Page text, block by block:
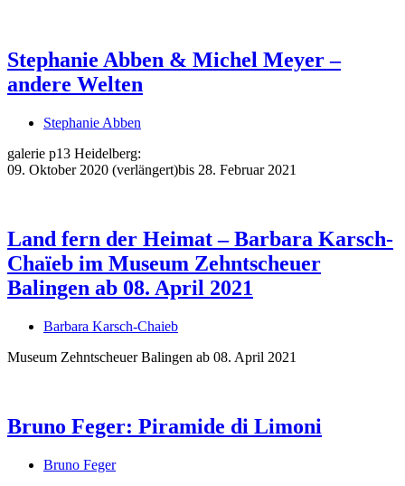
Haralds Streifzüge
Kunstausflüge mit Sigrid Balke
Marc Peschke – Out of The Länd
Bildergeschichten von Jürgen Linde und Dietmar
Zankel
Kunsttheorie: Kunstführer und Flugschwein
Kunst geht weiter.
Stephanie Abben & Michel Meyer –
andere Welten
Stephanie Abben
galerie p13 Heidelberg:
09. Oktober 2020 (verlängert)bis 28. Februar 2021
Land fern der Heimat – Barbara Karsch-
Chaïeb im Museum Zehntscheuer
Balingen ab 08. April 2021
Barbara Karsch-Chaieb
Museum Zehntscheuer Balingen ab 08. April 2021
Bruno Feger: Piramide di Limoni
Bruno Feger